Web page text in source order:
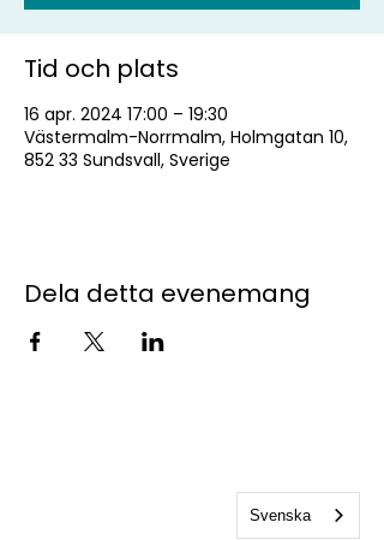
Tid och plats
16 apr. 2024 17:00 – 19:30
Västermalm-Norrmalm, Holmgatan 10,
852 33 Sundsvall, Sverige
Dela detta evenemang
- BemannasSvenska